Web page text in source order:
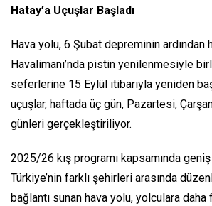
Hatay’a Uçuşlar Başladı
Hava yolu, 6 Şubat depreminin ardından
Havalimanı’nda pistin yenilenmesiyle
seferlerine 15 Eylül itibarıyla yeniden
uçuşlar, haftada üç gün, Pazartesi,
günleri gerçekleştiriliyor.
2025/26 kış programı kapsamında
Türkiye’nin farklı şehirleri arasında
bağlantı sunan hava yolu, yolculara